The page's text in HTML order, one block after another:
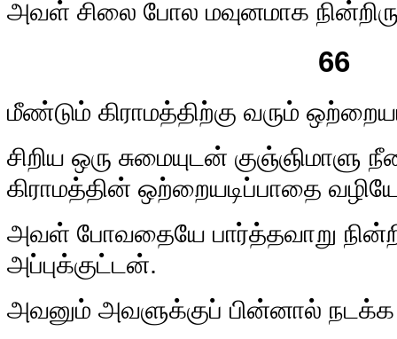
அவள் சிலை போல மவுனமாக
66
மீண்டும் கிராமத்திற்கு வரும்
சிறிய ஒரு சுமையுடன்
கிராமத்தின் ஒற்றையடிப்பாதை
அவள் போவதையே பார்த்தவாறு
அப்புக்குட்டன்.
அவனும் அவளுக்குப் பின்னால் நடக்க